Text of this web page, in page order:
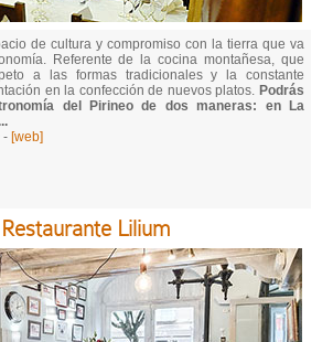
de cultura y compromiso con la tierra que va
Referente de la cocina montañesa, que
a las formas tradicionales y la constante
en la confección de nuevos platos. Podrás
del Pirineo de dos maneras: en La
- [web]
Restaurante Lilium